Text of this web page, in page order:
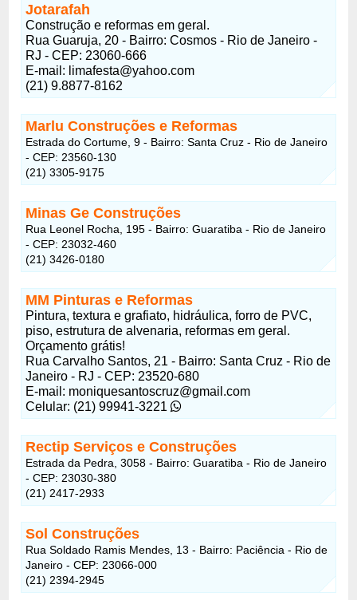
Jotarafah
Construção e reformas em geral.
Rua Guaruja, 20 - Bairro: Cosmos - Rio de Janeiro -
RJ - CEP: 23060-666
E-mail: limafesta@yahoo.com
(21) 9.8877-8162
Marlu Construções e Reformas
Estrada do Cortume, 9 - Bairro: Santa Cruz - Rio de Janeiro
- CEP: 23560-130
(21) 3305-9175
Minas Ge Construções
Rua Leonel Rocha, 195 - Bairro: Guaratiba - Rio de Janeiro
- CEP: 23032-460
(21) 3426-0180
MM Pinturas e Reformas
Pintura, textura e grafiato, hidráulica, forro de PVC,
piso, estrutura de alvenaria, reformas em geral.
Orçamento grátis!
Rua Carvalho Santos, 21 - Bairro: Santa Cruz - Rio de
Janeiro - RJ - CEP: 23520-680
E-mail: moniquesantoscruz@gmail.com
Celular: (21) 99941-3221
Rectip Serviços e Construções
Estrada da Pedra, 3058 - Bairro: Guaratiba - Rio de Janeiro
- CEP: 23030-380
(21) 2417-2933
Sol Construções
Rua Soldado Ramis Mendes, 13 - Bairro: Paciência - Rio de
Janeiro - CEP: 23066-000
(21) 2394-2945